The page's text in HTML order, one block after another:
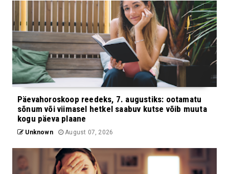
Päevahoroskoop reedeks, 7. augustiks: ootamatu
sõnum või viimasel hetkel saabuv kutse võib muuta
kogu päeva plaane
Unknown August 07, 2026